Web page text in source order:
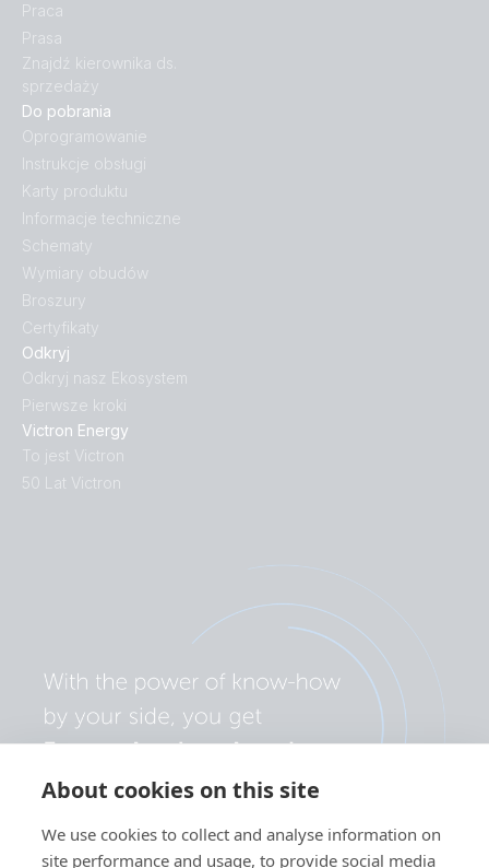
About cookies on this site
We use cookies to collect and analyse information on
site performance and usage, to provide social media
Odkryj
Odkryj nasz Ekosystem
Pierwsze kroki
Victron Energy
To jest Victron
50 Lat Victron
Do pobrania
Oprogramowanie
Instrukcje obsługi
Karty produktu
Informacje techniczne
Schematy
Wymiary obudów
Broszury
Certyfikaty
Praca
Prasa
Znajdź kierownika ds.
sprzedaży